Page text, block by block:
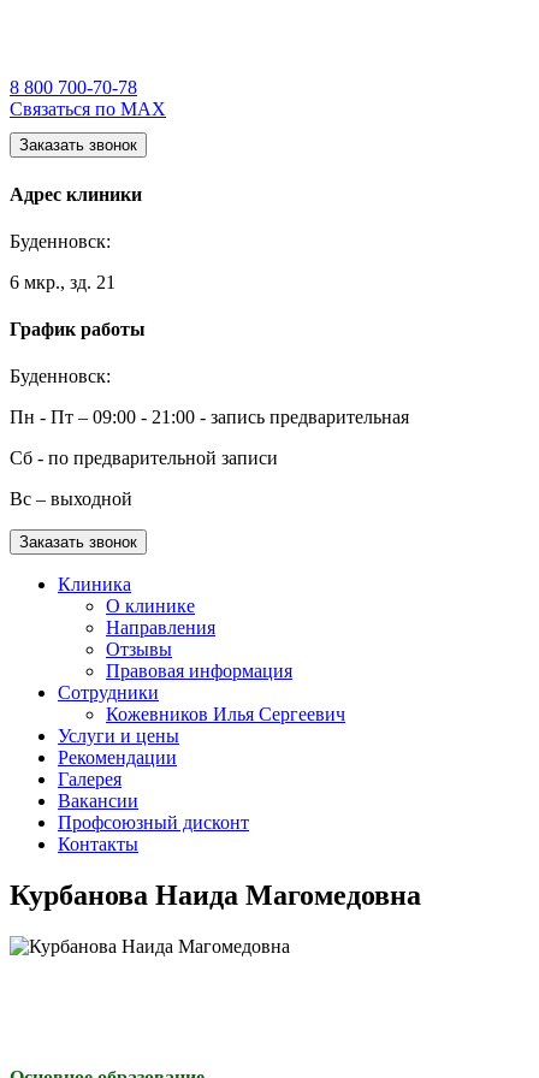
8 800 700-70-78
Связаться по MAX
Заказать звонок
Адрес клиники
Буденновск:
6 мкр., зд. 21
График работы
Буденновск:
Пн - Пт – 09:00 - 21:00 - запись предварительная
Сб - по предварительной записи
Вс – выходной
Заказать звонок
Клиника
О клинике
Направления
Отзывы
Правовая информация
Сотрудники
Кожевников Илья Сергеевич
Услуги и цены
Рекомендации
Галерея
Вакансии
Профсоюзный дисконт
Контакты
Курбанова Наида Магомедовна